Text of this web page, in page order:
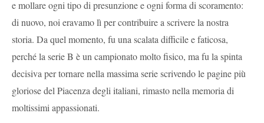
e mollare ogni tipo di presunzione e ogni forma di scoramento:
di nuovo, noi eravamo lì per contribuire a scrivere la nostra
storia. Da quel momento, fu una scalata difficile e faticosa,
perché la serie B è un campionato molto fisico, ma fu la spinta
decisiva per tornare nella massima serie scrivendo le pagine più
gloriose del Piacenza degli italiani, rimasto nella memoria di
moltissimi appassionati.